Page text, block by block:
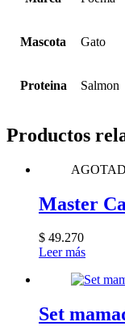
Mascota Gato
Proteina Salmon
Productos
Master
$ 49.270
Leer más
Set